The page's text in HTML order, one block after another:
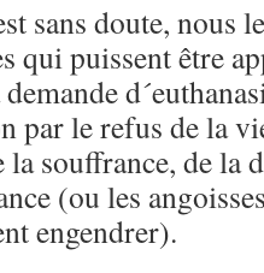
sans doute, nous
qui puissent être
par le refus de la
souffrance, de la
(ou les
engendrer).